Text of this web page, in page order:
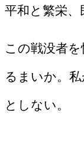
平和と繁栄
この戦没者
るまいか。
としない。